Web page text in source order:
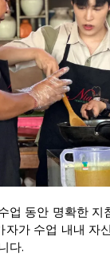
업 동안 명확한 지
자가 수업 내내 자
다.